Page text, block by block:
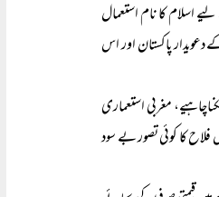
اسلام کا نام استعمال
پاکستان اور اس
مغربی استعماری
کا کوئی تصور بے سود